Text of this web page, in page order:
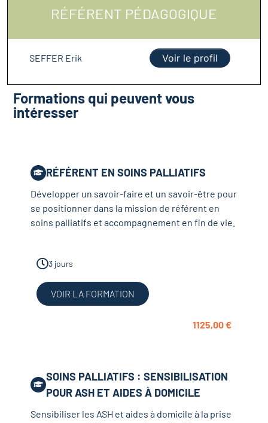
RÉFÉRENT PÉDAGOGIQUE
SEFFER Erik Voir le profil
Formations qui peuvent vous
intéresser
RÉFÉRENT EN SOINS PALLIATIFS
Développer un savoir-faire et un savoir-être pour
se positionner dans la mission de référent en
soins palliatifs et accompagnement en fin de vie.
3 jours
VOIR LA FORMATION
1125,00€
SOINS PALLIATIFS : SENSIBILISATION
POUR ASH ET AIDES À DOMICILE
Sensibiliser les ASH et aides à domicile à la prise